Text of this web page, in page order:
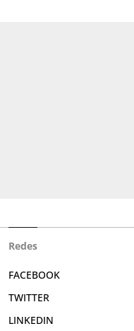
Redes
FACEBOOK
TWITTER
LINKEDIN